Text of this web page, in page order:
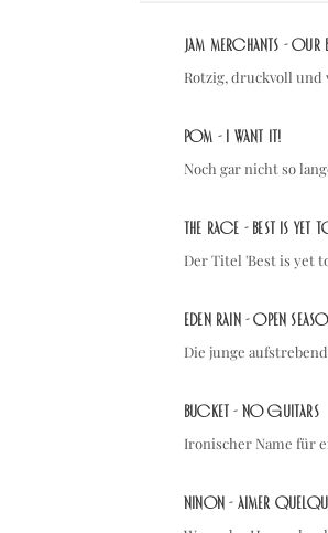
Jam Merchants - OUR
Rotzig, druckvoll
POM - I WANT IT!
Noch gar nicht so
The Race - Best is
Der Titel 'Best is yet
Eden Rain - Open
Die junge
Bucket - No Guitars
Ironischer Name für
NINON - Aimer